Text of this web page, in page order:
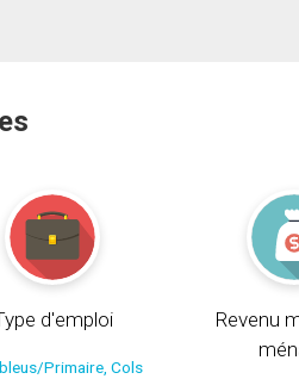
d'emploi
Primaire, Cols
Revenu